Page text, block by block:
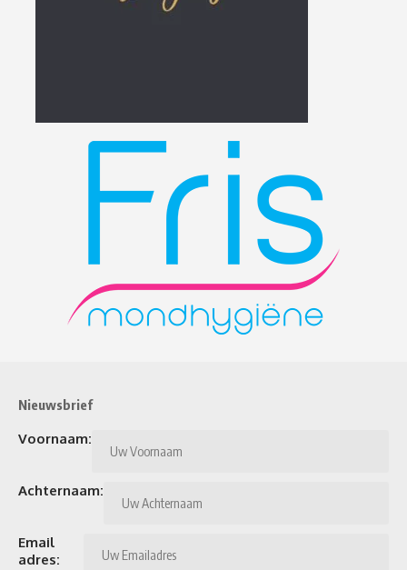
Nieuwsbrief
Voornaam:
Achternaam:
Email
adres: